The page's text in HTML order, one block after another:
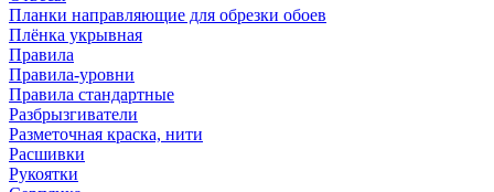
Планки направляющие для обрезки обоев
Плёнка укрывная
Правила
Правила-уровни
Правила стандартные
Разбрызгиватели
Разметочная краска, нити
Расшивки
Рукоятки